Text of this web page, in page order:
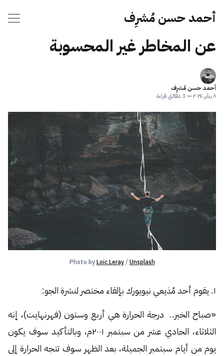
أحمد حسن مُشرِف
عن المخاطر غير المحسوبة
أحمد حسن مُشرِف
٨ يناير ٢٠٢٤
— 3 دقائق قراءة
Photo by Loic Leray / Unsplash
١. يقوم أحد مُذيعي نيويورك بإلقاء مختصر لنشرة الجو:
«صباح الخير.. درجة الحرارة هي أربع وستون (فهرنهايت)، إنه
الثلاثاء، الحادي عشر من سبتمبر ٢٠٠١م، وبالتأكيد سوف يكون
يوم من أيام سبتمبر الجميلة، بعد الظهر سوف تتجه الحرارة إلى